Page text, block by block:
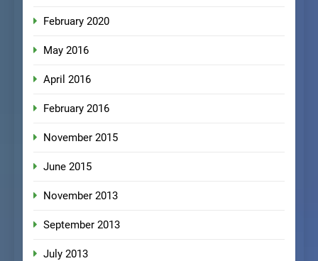
February 2020
May 2016
April 2016
February 2016
November 2015
June 2015
November 2013
September 2013
July 2013